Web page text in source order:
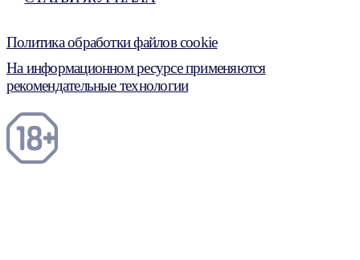
Политика обработки файлов cookie
На информационном ресурсе применяются
рекомендательные технологии